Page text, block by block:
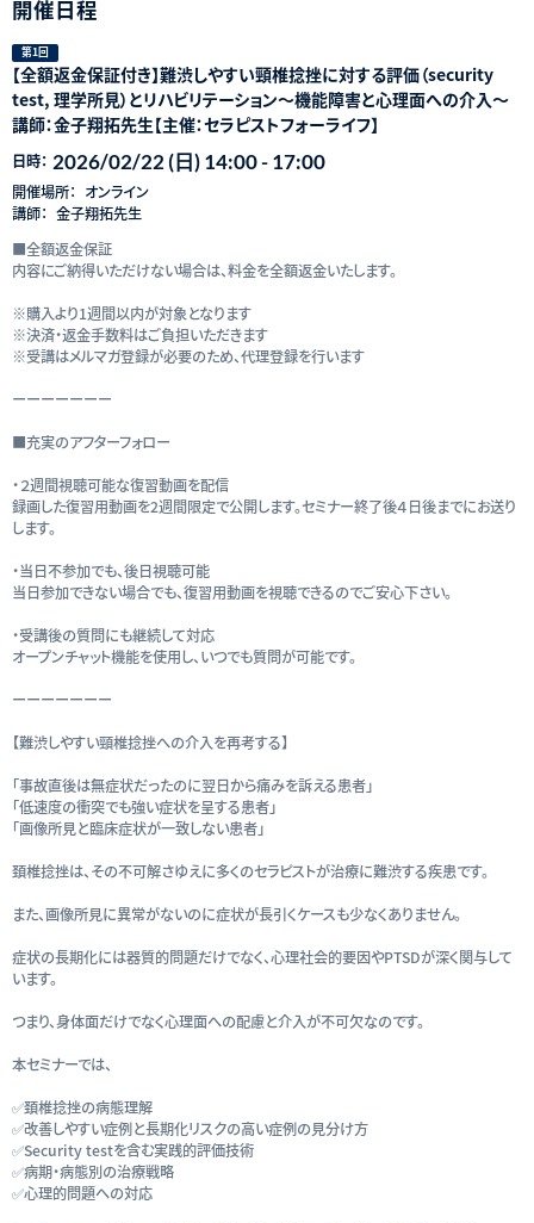
開催日程
第1回
【全額返金保証付き】難渋しやすい頸椎捻挫に対する評価（security
test, 理学所見）とリハビリテーション～機能障害と心理面への介入～
講師：金子翔拓先生【主催：セラピストフォーライフ】
日時： 2026/02/22 (日) 14:00 - 17:00
開催場所： オンライン
講師： 金子翔拓先⽣
■全額返金保証
内容にご納得いただけない場合は、料金を全額返金いたします。
※購入より1週間以内が対象となります
※決済・返金手数料はご負担いただきます
※受講はメルマガ登録が必要のため、代理登録を行います
ーーーーーーー
■充実のアフターフォロー
・２週間視聴可能な復習動画を配信
録画した復習用動画を2週間限定で公開します。セミナー終了後４日後までにお送り
します。
・当日不参加でも、後日視聴可能
当日参加できない場合でも、復習用動画を視聴できるのでご安心下さい。
・受講後の質問にも継続して対応
オープンチャット機能を使用し、いつでも質問が可能です。
ーーーーーーー
【難渋しやすい頸椎捻挫への介入を再考する】
「事故直後は無症状だったのに翌日から痛みを訴える患者」
「低速度の衝突でも強い症状を呈する患者」
「画像所見と臨床症状が一致しない患者」
頚椎捻挫は、その不可解さゆえに多くのセラピストが治療に難渋する疾患です。
また、画像所見に異常がないのに症状が長引くケースも少なくありません。
症状の長期化には器質的問題だけでなく、心理社会的要因やPTSDが深く関与して
います。
つまり、身体面だけでなく心理面への配慮と介入が不可欠なのです。
本セミナーでは、
✅頚椎捻挫の病態理解
✅改善しやすい症例と長期化リスクの高い症例の見分け方
✅Security testを含む実践的評価技術
✅病期・病態別の治療戦略
✅心理的問題への対応